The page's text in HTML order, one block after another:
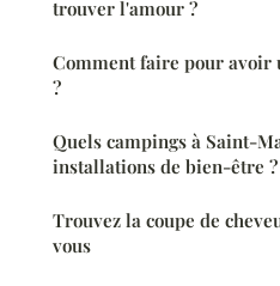
trouver l'amour ?
Comment faire pour avoir
?
Quels campings à Saint-
installations de bien-être ?
Trouvez la coupe de
vous